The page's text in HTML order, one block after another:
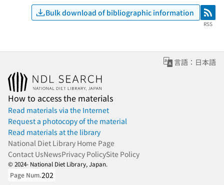
Bulk download of bibliographic information RSS
RSS
言語：日本語
How to access the materials
Read materials via the Internet
Request a photocopy of the material
Read materials at the library
National Diet Library Home Page
Contact UsNewsPrivacy PolicySite Policy
© 2024- National Diet Library, Japan.
Page Num.202